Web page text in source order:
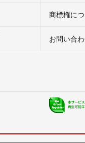
商標権に
お問い合